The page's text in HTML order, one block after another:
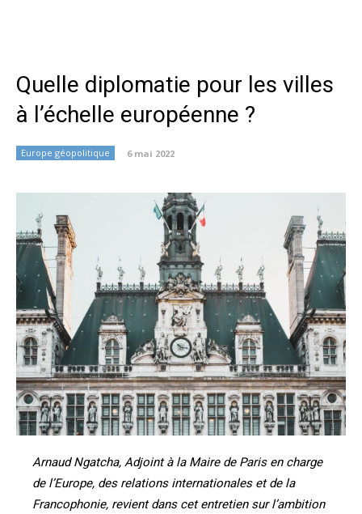
Quelle diplomatie pour les villes
à l’échelle européenne ?
Europe géopolitique 6 mai 2022
Arnaud Ngatcha, Adjoint à la Maire de Paris en charge
de l’Europe, des relations internationales et de la
Francophonie, revient dans cet entretien sur l’ambition